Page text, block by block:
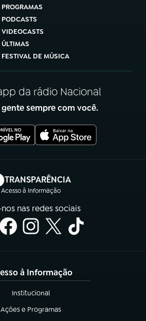
PROGRAMAS
PODCASTS
VIDEOCASTS
ÚLTIMAS
FESTIVAL DE MÚSICA
da rádio Nacional
gente sempre com você.
TRANSPARÊNCIA
Acesso à Informação
(abre em nova aba)
nas redes sociais
à Informação
Institucional
(abre em nova aba)
Ações e Programas
(abre em nova aba)